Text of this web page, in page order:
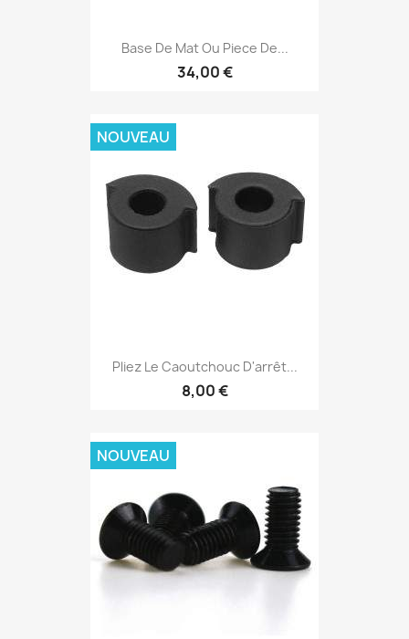
Base De Mat Ou Piece De...
34,00 €
Pliez Le Caoutchouc D'arrêt...
8,00 €
NOUVEAU
NOUVEAU